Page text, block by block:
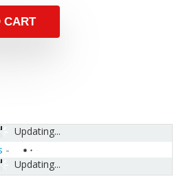
CART
Updating...
Updating...
-